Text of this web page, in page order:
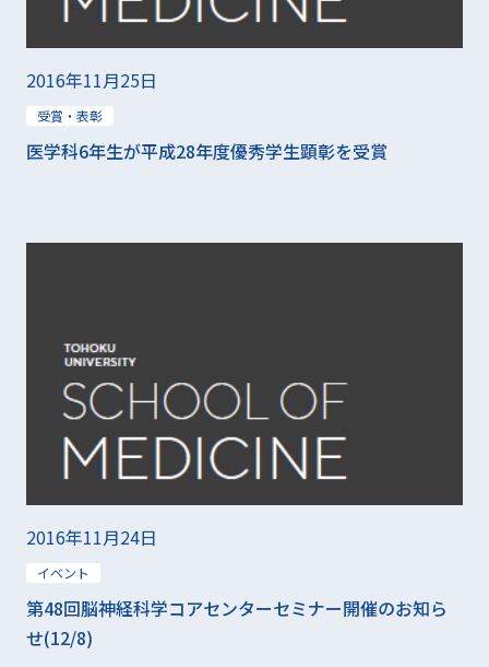
2016年11月25日
受賞・表彰
医学科6年生が平成28年度優秀学生顕彰を受賞
2016年11月24日
イベント
第48回脳神経科学コアセンターセミナー開催のお知ら
せ(12/8)